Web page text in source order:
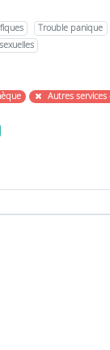
Trouble panique
Autres